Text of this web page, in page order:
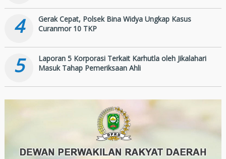
4
Gerak Cepat, Polsek Bina Widya Ungkap Kasus
Curanmor 10 TKP
5
Laporan 5 Korporasi Terkait Karhutla oleh Jikalahari
Masuk Tahap Pemeriksaan Ahli